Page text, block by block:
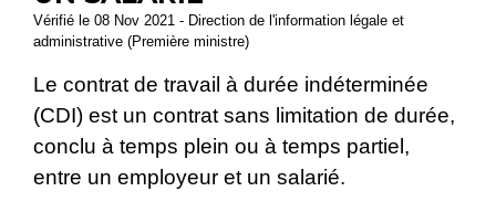
Vérifié le 08 Nov 2021 - Direction de l'information légale et
administrative (Première ministre)
Le contrat de travail à durée indéterminée
(CDI) est un contrat sans limitation de durée,
conclu à temps plein ou à temps partiel,
entre un employeur et un salarié.